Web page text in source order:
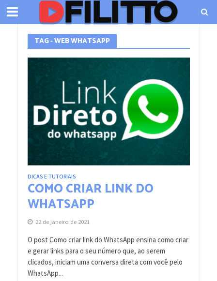
TAG - WEB WHATSAPP
DICAS E TUTORIAIS
COMO CRIAR LINK DO
WHATSAPP
22 de janeiro de 2021
O post Como criar link do WhatsApp ensina como criar
e gerar links para o seu número que, ao serem
clicados, iniciam uma conversa direta com você pelo
WhatsApp...